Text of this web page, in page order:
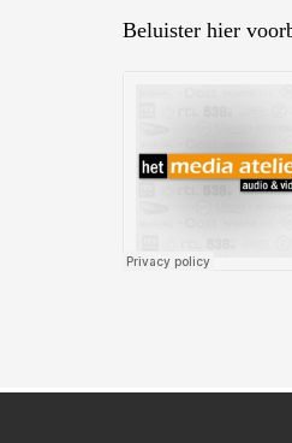
Beluister hier